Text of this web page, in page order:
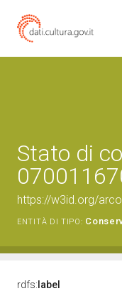
Stato di
https://w3id.org/
ENTITÀ DI TIPO:
rdfs: label